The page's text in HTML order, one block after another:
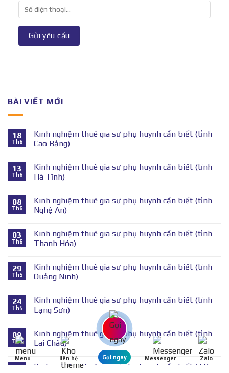
BÀI VIẾT MỚI
18
Th6
Kinh nghiệm thuê gia sư phụ huynh cần biết (tỉnh
Cao Bằng)
13
Th6
Kinh nghiệm thuê gia sư phụ huynh cần biết (tỉnh
Hà Tĩnh)
08
Th6
Kinh nghiệm thuê gia sư phụ huynh cần biết (tỉnh
Nghệ An)
03
Th6
Kinh nghiệm thuê gia sư phụ huynh cần biết (tỉnh
Thanh Hóa)
29
Th5
Kinh nghiệm thuê gia sư phụ huynh cần biết (tỉnh
Quảng Ninh)
24
Th5
Kinh nghiệm thuê gia sư phụ huynh cần biết (tỉnh
Lạng Sơn)
09
Th5
Kinh nghiệm thuê gia sư phụ huynh cần biết (tỉnh
Lai Châu)
04
Kinh nghiệm thuê gia sư phụ huynh cần biết (TP
Menu liên hệ Gọi ngay Messenger Zalo